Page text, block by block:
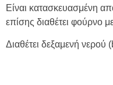
Είναι κατασκευασμένη
επίσης διαθέτει φούρνο
Διαθέτει δεξαμενή νερού